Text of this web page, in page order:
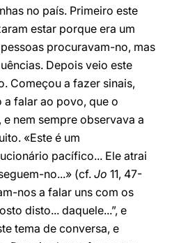
no país. Primeiro este
estar porque era um
procuravam-no, mas
Depois veio este
Começou a fazer sinais,
a falar ao povo, que o
nem sempre observava a
«Este é um
pacífico... Ele atrai
no...» (cf. Jo 11, 47-
nos a falar uns com os
disto... daquele...”, e
tema de conversa, e